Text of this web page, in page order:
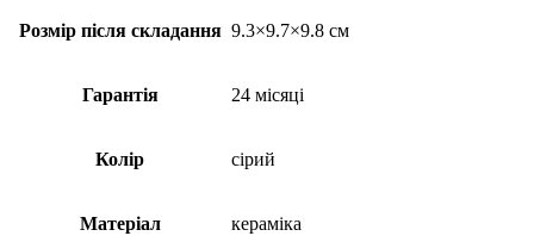
Розмір після складання 9.3×9.7×9.8 см
Гарантія 24 місяці
Колір сірий
Матеріал кераміка